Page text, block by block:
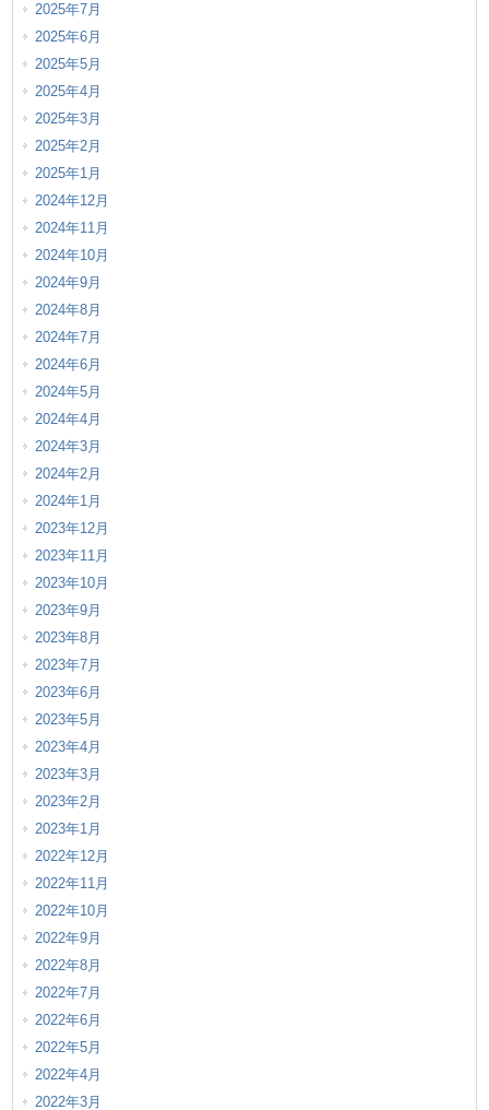
2025年7月
2025年6月
2025年5月
2025年4月
2025年3月
2025年2月
2025年1月
2024年12月
2024年11月
2024年10月
2024年9月
2024年8月
2024年7月
2024年6月
2024年5月
2024年4月
2024年3月
2024年2月
2024年1月
2023年12月
2023年11月
2023年10月
2023年9月
2023年8月
2023年7月
2023年6月
2023年5月
2023年4月
2023年3月
2023年2月
2023年1月
2022年12月
2022年11月
2022年10月
2022年9月
2022年8月
2022年7月
2022年6月
2022年5月
2022年4月
2022年3月